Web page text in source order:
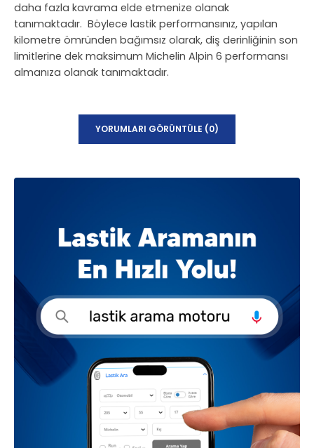
daha fazla kavrama elde etmenize olanak
tanımaktadır. Böylece lastik performansınız, yapılan
kilometre ömründen bağımsız olarak, diş derinliğinin son
limitlerine dek maksimum Michelin Alpin 6 performansı
almanıza olanak tanımaktadır.
YORUMLARI GÖRÜNTÜLE (0)